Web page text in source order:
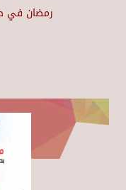
رمضان في